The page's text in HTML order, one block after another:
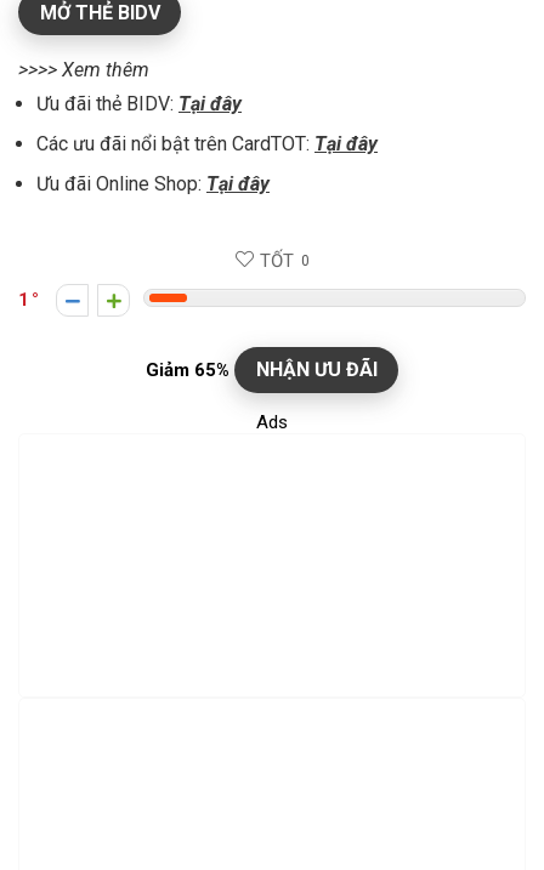
MỞ THẺ BIDV
>>>> Xem thêm
Ưu đãi thẻ BIDV: Tại đây
Các ưu đãi nổi bật trên CardTOT: Tại đây
Ưu đãi Online Shop: Tại đây
TỐT 0
1
Giảm 65% NHẬN ƯU ĐÃI
Ads